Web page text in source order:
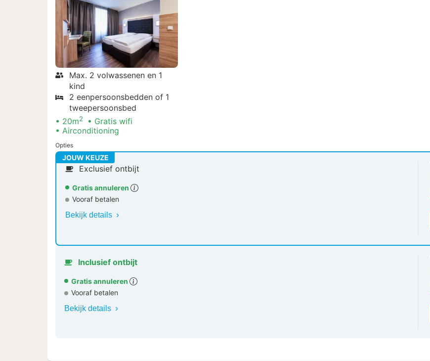
Max. 2 volwassenen en 1
kind
2 eenpersoonsbedden of 1
tweepersoonsbed
20m2
Gratis wifi
Airconditioning
Opties
JOUW KEUZE
Exclusief ontbijt
Gratis annuleren
Vooraf betalen
Bekijk details
Inclusief ontbijt
Gratis annuleren
Vooraf betalen
Bekijk details